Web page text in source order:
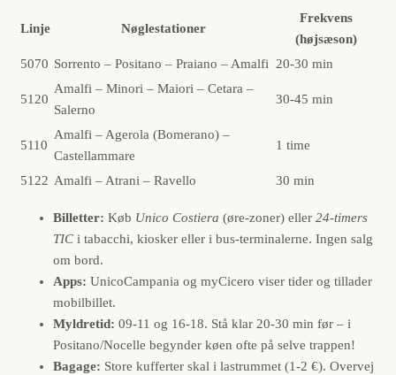
Linje Nøglestationer
Frekvens
(højsæson)
5070 Sorrento – Positano – Praiano – Amalfi 20-30 min
5120
Amalfi – Minori – Maiori – Cetara –
Salerno
30-45 min
5110
Amalfi – Agerola (Bomerano) –
Castellammare
1 time
5122 Amalfi – Atrani – Ravello 30 min
Billetter: Køb Unico Costiera (øre-zoner) eller 24-timers
TIC i tabacchi, kiosker eller i bus-terminalerne. Ingen salg
om bord.
Apps: UnicoCampania og myCicero viser tider og tillader
mobilbillet.
Myldretid: 09-11 og 16-18. Stå klar 20-30 min før – i
Positano/Nocelle begynder køen ofte på selve trappen!
Bagage: Store kufferter skal i lastrummet (1-2 €). Overvej